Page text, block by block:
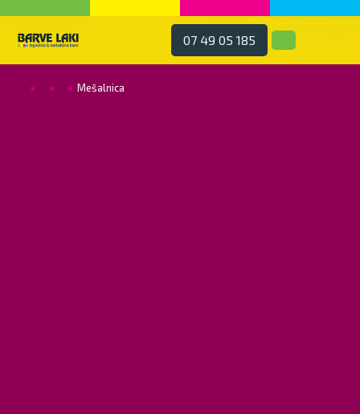
07 49 05 185
» » » Mešalnica